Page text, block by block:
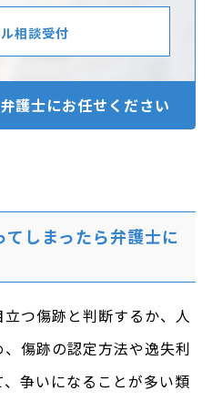
相談受付
弁護士にお任せください
しまったら弁護士に
つ傷跡と判断するか、人
傷跡の認定方法や逸失利
争いになることが多い類